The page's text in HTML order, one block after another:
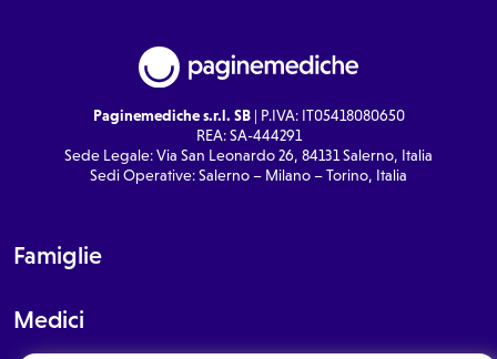
Paginemediche s.r.l. SB| P.IVA: IT05418080650
REA: SA-444291
Sede Legale: Via San Leonardo 26, 84131 Salerno, Italia
Sedi Operative: Salerno – Milano – Torino, Italia
Famiglie
Medici